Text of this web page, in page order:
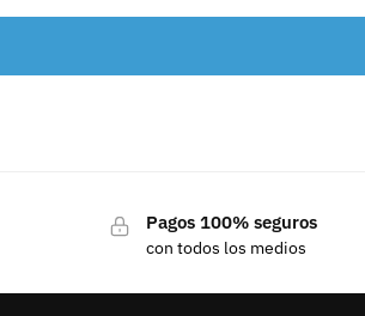
Pagos 100% seguros
con todos los medios